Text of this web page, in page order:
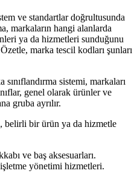
ve standartlar doğrultusunda
markaların hangi alanlarda
ya da hizmetleri sunduğunu
marka tescil kodları şunları
sınıflandırma sistemi, markaları
genel olarak ürünler ve
gruba ayrılır.
belirli bir ürün ya da hizmetle
ve baş aksesuarları.
yönetimi hizmetleri.